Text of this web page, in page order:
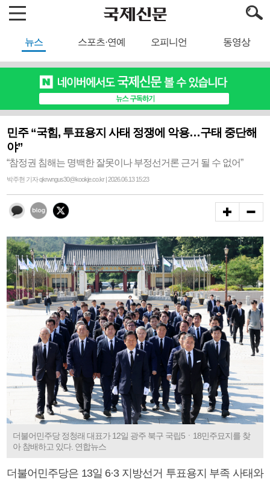
뉴스 스포츠·연예 오피니언 동영상
민주 “국힘, 투표용지 사태 정쟁에 악용…구태 중단해
야”
“참정권 침해는 명백한 잘못이나 부정선거론 근거 될 수 없어”
박주현 기자 qkrwngus30@kookje.co.kr | 2026.06.13 15:23
더불어민주당 정청래 대표가 12일 광주 북구 국립5ㆍ18민주묘지를 찾
아 참배하고 있다. 연합뉴스
더불어민주당은 13일 6·3 지방선거 투표용지 부족 사태와